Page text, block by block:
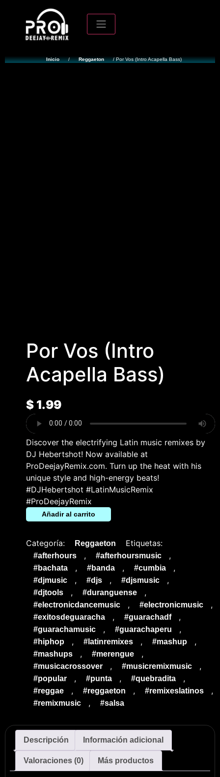
Inicio / Reggaeton / Por Vos (Intro Acapella Bass)
Por Vos (Intro
Acapella Bass)
$1.99
Discover the electrifying Latin music remixes by
DJ Hebertshot! Now available at
ProDeejayRemix.com. Turn up the heat with his
unique style and high-energy beats!
#DJHebertshot #LatinMusicRemix
#ProDeejayRemix
Añadir al carrito
Categoría: Reggaeton Etiquetas:
#afterhours , #afterhoursmusic ,
#bachata , #banda , #cumbia ,
#djmusic , #djs , #djsmusic ,
#djtools , #duranguense ,
#electronicdancemusic , #electronicmusic ,
#exitosdeguaracha , #guarachadf ,
#guarachamusic , #guarachaperu ,
#hiphop , #latinremixes , #mashup ,
#mashups , #merengue ,
#musicacrossover , #musicremixmusic ,
#popular , #punta , #quebradita ,
#reggae , #reggaeton , #remixeslatinos ,
#remixmusic , #salsa
Descripción Información adicional
Valoraciones (0) Más productos